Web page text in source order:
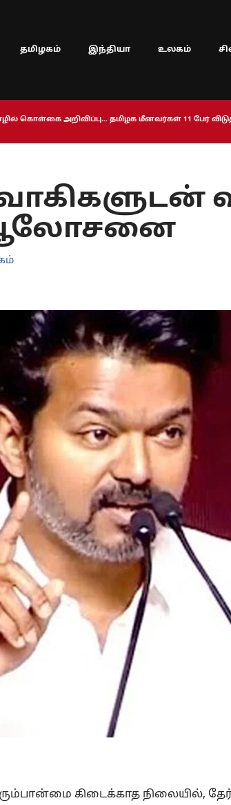
தமிழகம் இந்தியா உலகம்
கொள்கை அறிவிப்பு… தமிழக மீனவர்கள் 11 பேர்
ஆலோசனை
கிடைக்காத நிலையில்,